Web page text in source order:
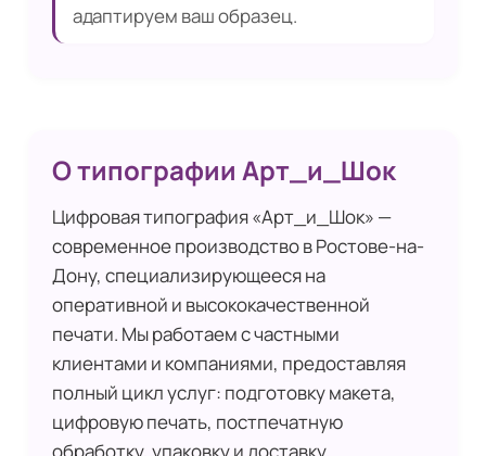
адаптируем ваш образец.
О типографии Арт_и_Шок
Цифровая типография «Арт_и_Шок» —
современное производство в Ростове-на-
Дону, специализирующееся на
оперативной и высококачественной
печати. Мы работаем с частными
клиентами и компаниями, предоставляя
полный цикл услуг: подготовку макета,
цифровую печать, постпечатную